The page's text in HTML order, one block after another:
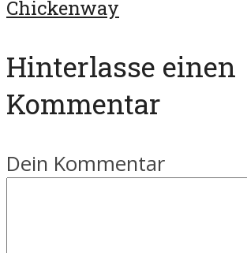
Chickenway
Hinterlasse einen
Kommentar
Dein Kommentar